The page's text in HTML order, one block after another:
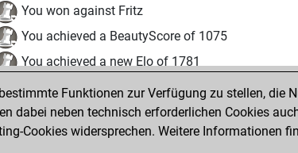
You won against Fritz
You achieved a BeautyScore of 1075
You achieved a new Elo of 1781
Mittwoch, Januar 12, 2022
You created your Fritz account
Funktionen zur Verfügung zu stellen, die
dabei neben technisch erforderlichen Cookies
Cookies widersprechen. Weitere Informationen